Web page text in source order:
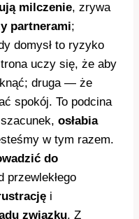
milczenie, zrywa
partnerami;
domysł to ryzyko
uczy się, że aby
druga — że
spokój. To podcina
osłabia
w tym razem.
do
przewlekłego
i
związku. Z